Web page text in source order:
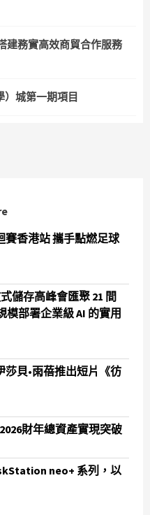
建務實高效商貿合作服務
城第一期項目
賽香港站 攜手點燃足球
儲存高峰會匯聚 21 間
部署企業級 AI 的實用
莎貝•雨蓓推出短片《彷
財年總資產實現突破
neo+ 系列，以